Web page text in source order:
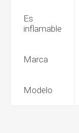
Es
inflamable
Marca
Modelo